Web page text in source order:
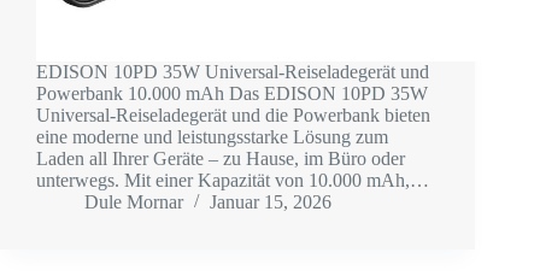
EDISON 10PD 35W Universal-Reiseladegerät und
Powerbank 10.000 mAh Das EDISON 10PD 35W
Universal-Reiseladegerät und die Powerbank bieten
eine moderne und leistungsstarke Lösung zum
Laden all Ihrer Geräte – zu Hause, im Büro oder
unterwegs. Mit einer Kapazität von 10.000 mAh,…
Dule Mornar
Januar 15, 2026